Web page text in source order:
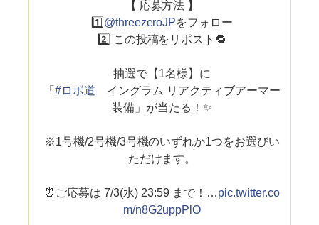
【 応募方法 】
1️⃣ @threezeroJPをフォロー
2️⃣ この投稿をリポスト🔁
抽選で【1名様】に
「#ロボ道 イングラム リアクティブアーマー
装備」が当たる！✨
※1号機/2号機/3号機のいずれか1つをお選びい
ただけます。
⏰ご応募は 7/3(水) 23:59 まで！…pic.twitter.co
m/n8G2uppPlO